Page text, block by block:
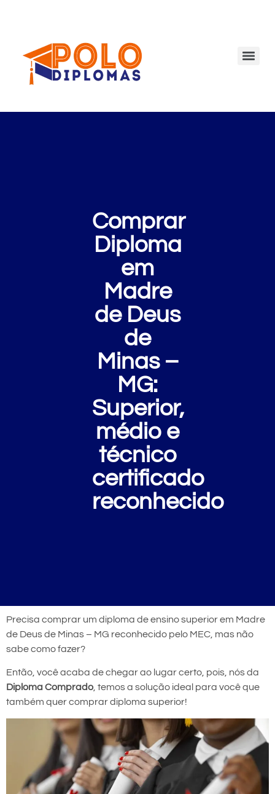
Comprar
Diploma
em
Madre
de Deus
de
Minas –
MG:
Superior,
médio e
técnico
certificado
reconhecido
Precisa comprar um diploma de ensino superior em Madre
de Deus de Minas – MG reconhecido pelo MEC, mas não
sabe como fazer?
Então, você acaba de chegar ao lugar certo, pois, nós da
Diploma Comprado, temos a solução ideal para você que
também quer comprar diploma superior!